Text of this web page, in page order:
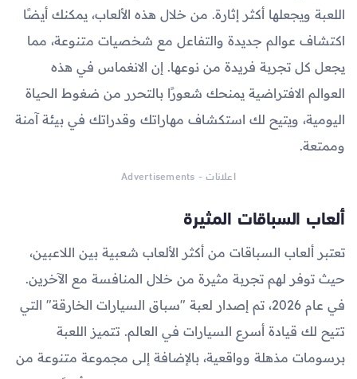
اللعبة ويجعلها أكثر إثارة. من خلال هذه الألعاب، يمكنك أيضًا
اكتشاف عوالم جديدة والتفاعل مع شخصيات متنوعة، مما
يجعل كل تجربة فريدة من نوعها. إن الانغماس في هذه
العوالم الافتراضية يمنحك شعورًا بالتحرر من ضغوط الحياة
اليومية، ويتيح لك استكشاف مهاراتك وقدراتك في بيئة آمنة
وممتعة.
اعلانات - Advertisements
ألعاب السباقات المثيرة
تعتبر ألعاب السباقات من أكثر الألعاب شعبية بين اللاعبين،
حيث توفر لهم تجربة مثيرة من خلال المنافسة مع الآخرين.
في عام 2026، تم إصدار لعبة "سباق السيارات الخارقة" التي
تتيح لك قيادة أسرع السيارات في العالم. تتميز اللعبة
برسومات مذهلة وواقعية، بالإضافة إلى مجموعة متنوعة من